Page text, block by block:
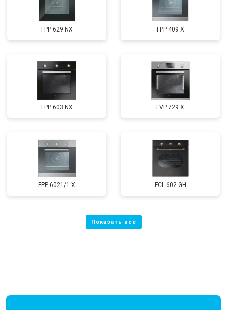
FPP 629 NX FPP 409 X
FPP 603 NX FVP 729 X
FPP 6021/1 X FCL 602 GH